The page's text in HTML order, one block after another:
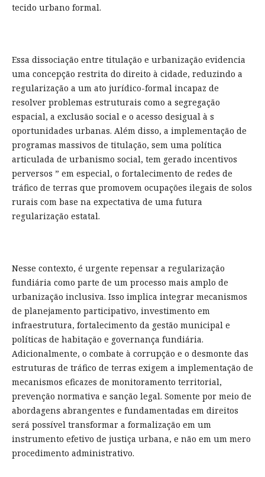
tecido urbano formal.
Essa dissociação entre titulação e urbanização evidencia
uma concepção restrita do direito à cidade, reduzindo a
regularização a um ato jurídico-formal incapaz de
resolver problemas estruturais como a segregação
espacial, a exclusão social e o acesso desigual à s
oportunidades urbanas. Além disso, a implementação de
programas massivos de titulação, sem uma política
articulada de urbanismo social, tem gerado incentivos
perversos ” em especial, o fortalecimento de redes de
tráfico de terras que promovem ocupações ilegais de solos
rurais com base na expectativa de uma futura
regularização estatal.
Nesse contexto, é urgente repensar a regularização
fundiária como parte de um processo mais amplo de
urbanização inclusiva. Isso implica integrar mecanismos
de planejamento participativo, investimento em
infraestrutura, fortalecimento da gestão municipal e
políticas de habitação e governança fundiária.
Adicionalmente, o combate à corrupção e o desmonte das
estruturas de tráfico de terras exigem a implementação de
mecanismos eficazes de monitoramento territorial,
prevenção normativa e sanção legal. Somente por meio de
abordagens abrangentes e fundamentadas em direitos
será possível transformar a formalização em um
instrumento efetivo de justiça urbana, e não em um mero
procedimento administrativo.